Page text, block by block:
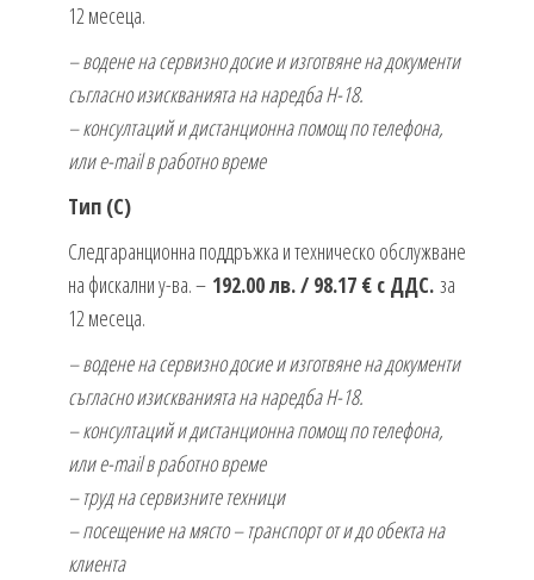
12 месеца.
– водене на сервизно досие и изготвяне на документи
съгласно изискванията на наредба Н-18.
– консултаций и дистанционна помощ по телефона,
или e-mail в работно време
Тип (C)
Следгаранционна поддръжка и техническо обслужване
на фискални у-ва. – 192.00 лв. / 98.17 € с ДДС.за
12 месеца.
– водене на сервизно досие и изготвяне на документи
съгласно изискванията на наредба Н-18.
– консултаций и дистанционна помощ по телефона,
или e-mail в работно време
– труд на сервизните техници
– посещение на място – транспорт от и до обекта на
клиента